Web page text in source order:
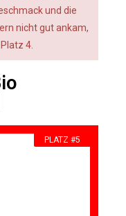
und die
nicht gut ankam,
4.
PLATZ #5